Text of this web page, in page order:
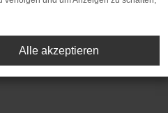
Alle akzeptieren